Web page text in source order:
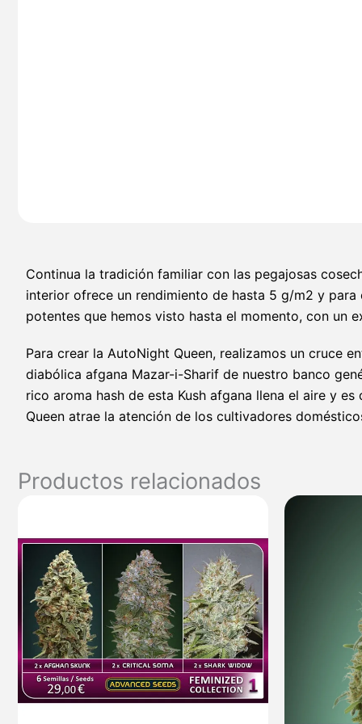
Continua la tradición familiar con las pegajosas
interior ofrece un rendimiento de hasta 5 g/m2 y para
potentes que hemos visto hasta el momento, con un
Para crear la AutoNight Queen, realizamos un cruce
diabólica afgana Mazar-i-Sharif de nuestro banco
rico aroma hash de esta Kush afgana llena el aire y
Queen atrae la atención de los cultivadores
Productos relacionados